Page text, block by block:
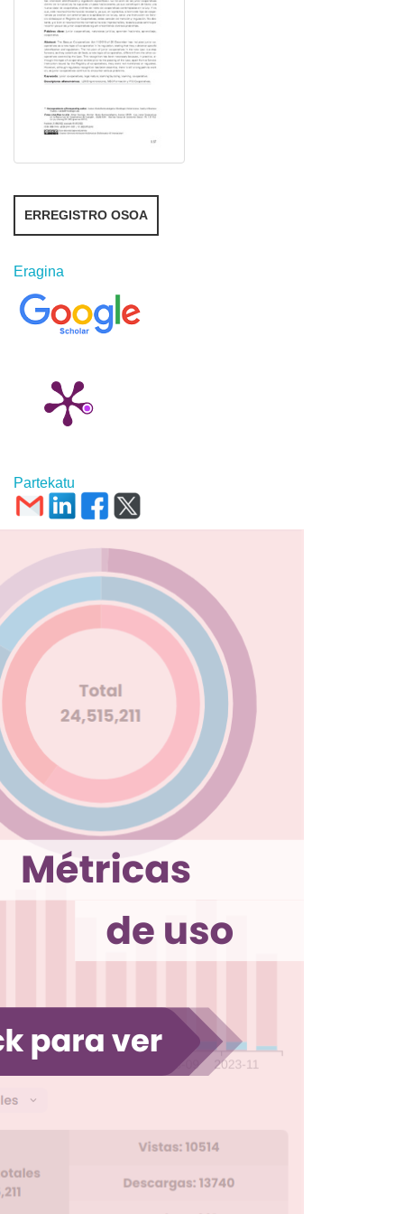
ERREGISTRO OSOA
Eragina
Partekatu